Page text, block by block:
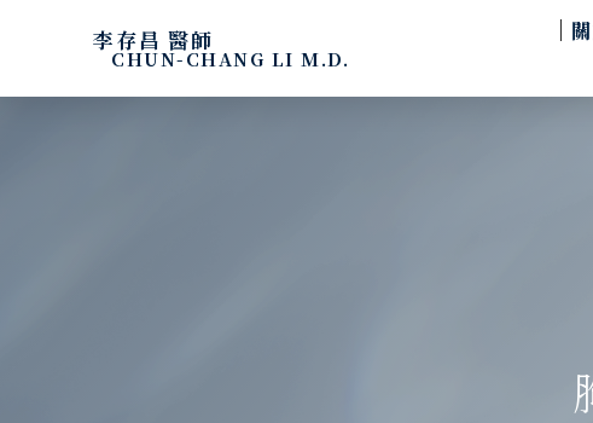
李存昌 醫師
CHUN-CHANG LI M.D.